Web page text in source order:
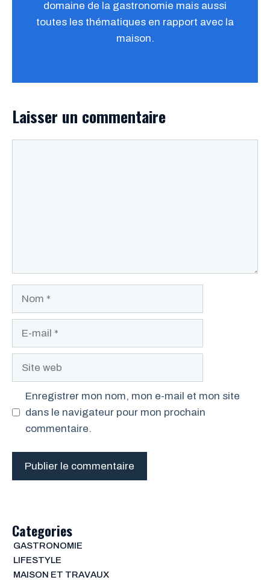
domaine de la gastronomie mais aussi
toutes les thématiques en rapport avec la
maison.
Laisser un commentaire
Enregistrer mon nom, mon e-mail et mon site
dans le navigateur pour mon prochain
commentaire.
Categories
GASTRONOMIE
LIFESTYLE
MAISON ET TRAVAUX